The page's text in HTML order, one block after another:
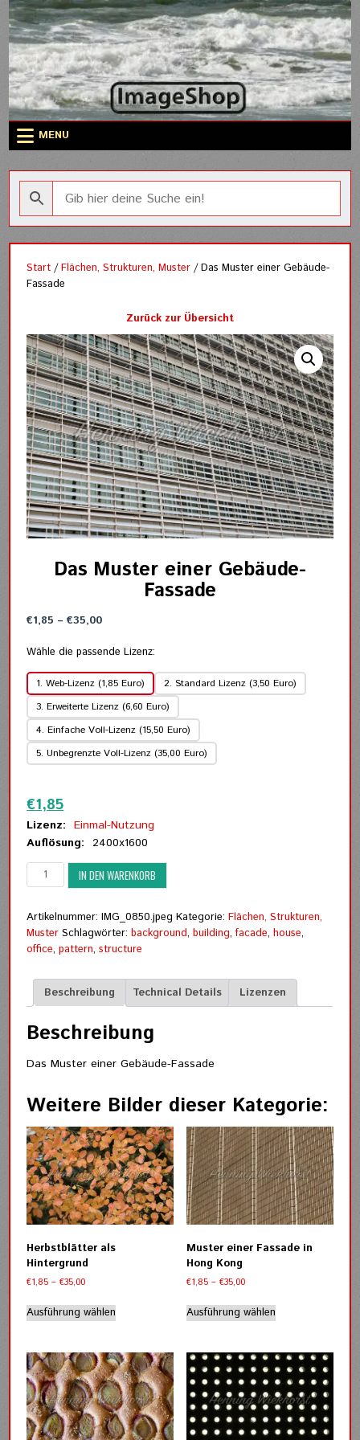
Skip
to
content
MENU
Start /Flächen, Strukturen, Muster / Das Muster einer Gebäude-
Fassade
Zurück zur Übersicht
Das Muster einer Gebäude-
Fassade
€1,85 –€35,00Preisspanne:
bis
€35,00
Wähle die passende Lizenz:
1. Web-Lizenz (1,85 Euro)
2. Standard Lizenz (3,50 Euro)
3. Erweiterte Lizenz (6,60 Euro)
4. Einfache Voll-Lizenz (15,50 Euro)
5. Unbegrenzte Voll-Lizenz (35,00 Euro)
€1,85
Lizenz: Einmal-Nutzung
Auflösung: 2400x1600
Das
Muster
Gebäude-
Fassade
Menge
IN DEN WARENKORB
Artikelnummer:IMG_0850.jpeg Kategorie:Flächen, Strukturen,
Muster Schlagwörter:background,building,facade,house,
office,pattern,structure
Beschreibung Technical Details Lizenzen
Beschreibung
Das Muster einer Gebäude-Fassade
Weitere Bilder dieser Kategorie:
Herbstblätter als
Hintergrund
€1,85 –€35,00Preisspanne:
bis
€35,00
Ausführung wählen
mehrere
Varianten
auf.
Die
Optionen
können
Muster einer Fassade in
Hong Kong
€1,85 – €35,00Preisspanne:
bis
€35,00
Ausführung wählenProdukt
mehrere
Varianten
auf.
Die
Optionen
können